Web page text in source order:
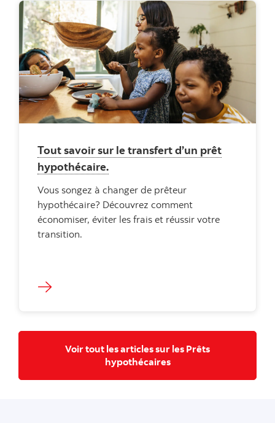
Tout savoir sur le transfert d’un prêt
hypothécaire.
Vous songez à changer de prêteur
hypothécaire? Découvrez comment
économiser, éviter les frais et réussir votre
transition.
Voir tout les articles sur les Prêts
hypothécairesVoir tout les articles